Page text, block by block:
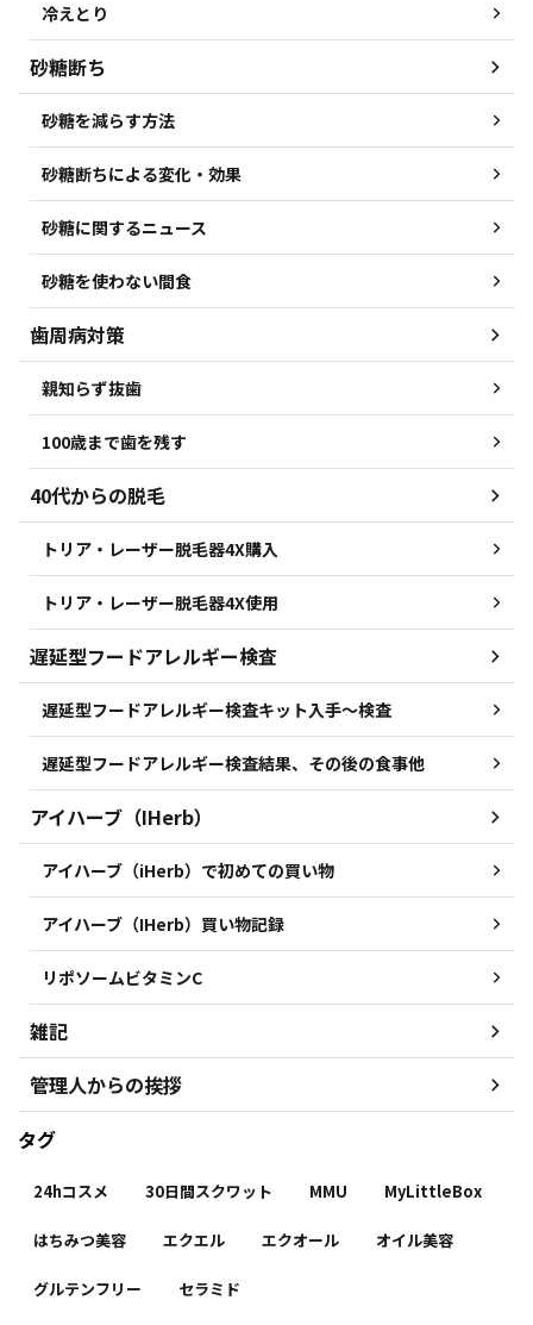
冷えとり
砂糖断ち
砂糖を減らす方法
砂糖断ちによる変化・効果
砂糖に関するニュース
砂糖を使わない間食
歯周病対策
親知らず抜歯
100歳まで歯を残す
40代からの脱毛
トリア・レーザー脱毛器4X購入
トリア・レーザー脱毛器4X使用
遅延型フードアレルギー検査
遅延型フードアレルギー検査キット入手～検査
遅延型フードアレルギー検査結果、その後の食事他
アイハーブ（IHerb）
アイハーブ（iHerb）で初めての買い物
アイハーブ（IHerb）買い物記録
リポソームビタミンC
雑記
管理人からの挨拶
タグ
24hコスメ 30日間スクワット MMU MyLittleBox
はちみつ美容 エクエル エクオール オイル美容
グルテンフリー セラミド